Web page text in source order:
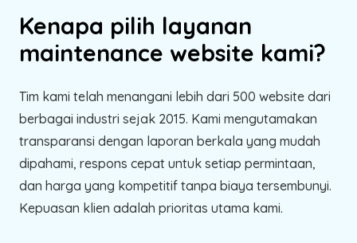
Kenapa pilih layanan
maintenance website kami?
Tim kami telah menangani lebih dari 500 website dari
berbagai industri sejak 2015. Kami mengutamakan
transparansi dengan laporan berkala yang mudah
dipahami, respons cepat untuk setiap permintaan,
dan harga yang kompetitif tanpa biaya tersembunyi.
Kepuasan klien adalah prioritas utama kami.